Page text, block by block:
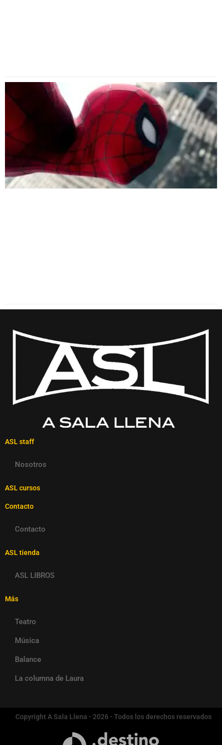
ASL staff
Nosotros
ASL cursos
Contacto
Contacto
ASL tienda
ASL LIBROS
Más
Teatro
Música
Balance
La columna de Laura
Copyright A Sala Llena - 2026 - Todos los derechos reservados